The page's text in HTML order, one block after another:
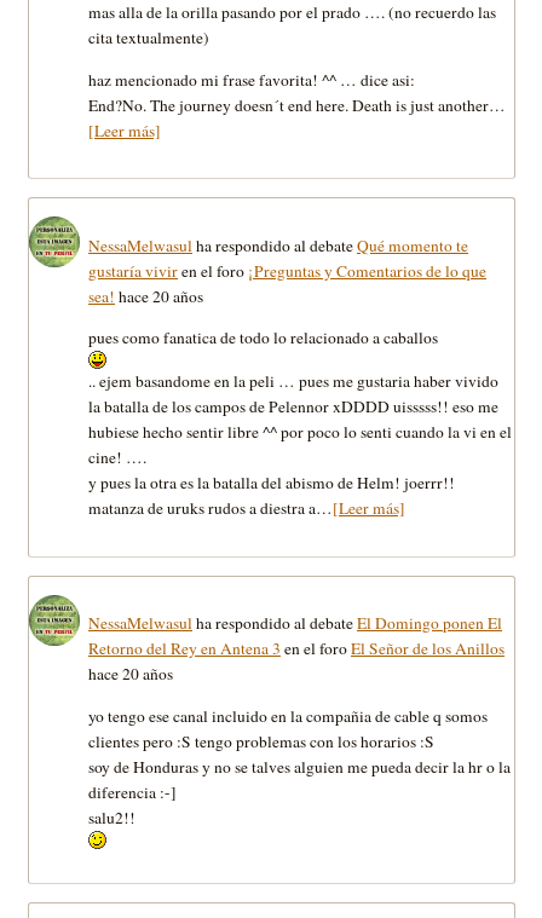
mas alla de la orilla pasando por el prado …. (no recuerdo las
cita textualmente)
haz mencionado mi frase favorita! ^^ … dice asi:
End?No. The journey doesn´t end here. Death is just another…
[Leer más]
NessaMelwasulha respondido al debateQué momento te
gustaría viviren el foro ¡Preguntas y Comentarios de lo que
sea! hace 20 años
pues como fanatica de todo lo relacionado a caballos
.. ejem basandome en la peli … pues me gustaria haber vivido
la batalla de los campos de Pelennor xDDDD uisssss!! eso me
hubiese hecho sentir libre ^^ por poco lo senti cuando la vi en el
cine! ….
y pues la otra es la batalla del abismo de Helm! joerrr!!
matanza de uruks rudos a diestra a…[Leer más]
NessaMelwasulha respondido al debateEl Domingo ponen El
Retorno del Rey en Antena 3 en el foroEl Señor de los Anillos
hace 20 años
yo tengo ese canal incluido en la compañia de cable q somos
clientes pero :S tengo problemas con los horarios :S
soy de Honduras y no se talves alguien me pueda decir la hr o la
diferencia :-]
salu2!!